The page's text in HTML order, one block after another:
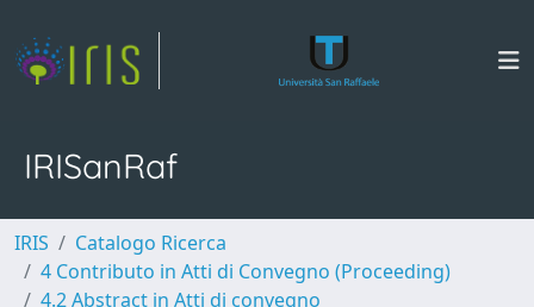
IRISanRaf
IRIS
Catalogo Ricerca
4 Contributo in Atti di Convegno (Proceeding)
4.2 Abstract in Atti di convegno